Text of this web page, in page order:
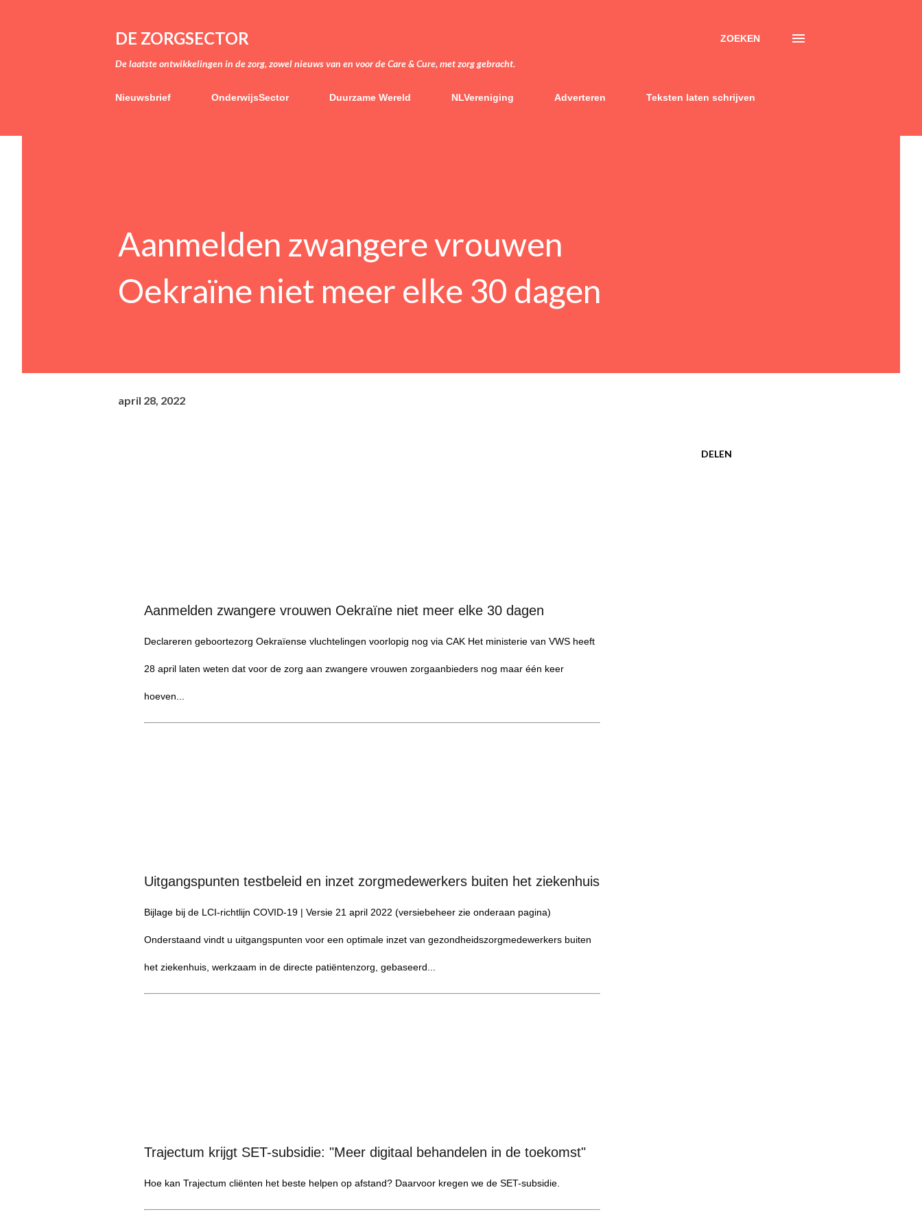
DE ZORGSECTOR
De laatste ontwikkelingen in de zorg, zowel nieuws van en voor de Care & Cure, met zorg gebracht.
ZOEKEN
Nieuwsbrief OnderwijsSector Duurzame Wereld NLVereniging Adverteren Teksten laten schrijven
Aanmelden zwangere vrouwen
Oekraïne niet meer elke 30 dagen
april 28, 2022
Aanmelden zwangere vrouwen Oekraïne niet meer elke 30 dagen
Declareren geboortezorg Oekraïense vluchtelingen voorlopig nog via CAK Het ministerie van VWS heeft
28 april laten weten dat voor de zorg aan zwangere vrouwen zorgaanbieders nog maar één keer
hoeven...
Uitgangspunten testbeleid en inzet zorgmedewerkers buiten het ziekenhuis
Bijlage bij de LCI-richtlijn COVID-19 | Versie 21 april 2022 (versiebeheer zie onderaan pagina)
Onderstaand vindt u uitgangspunten voor een optimale inzet van gezondheidszorgmedewerkers buiten
het ziekenhuis, werkzaam in de directe patiëntenzorg, gebaseerd...
Trajectum krijgt SET-subsidie: "Meer digitaal behandelen in de toekomst"
Hoe kan Trajectum cliënten het beste helpen op afstand? Daarvoor kregen we de SET-subsidie.
DELEN